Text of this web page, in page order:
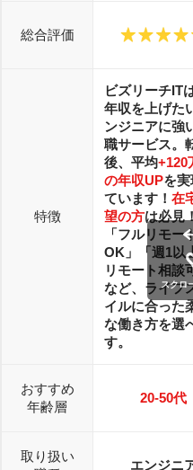
総合評価
特徴
ビズリーチITは
年収を上げた
ンジニアに強
職サービス。
後、平均+120
の年収UPを実
ています！ 在
望の方は必見！
「フルリモー
OK」「週1以
リモート相談
など、ライフ
イルに合った
な働き方を選
す。
おすすめ
年齢層
20-50代
取り扱い
エンジニ
スクロ